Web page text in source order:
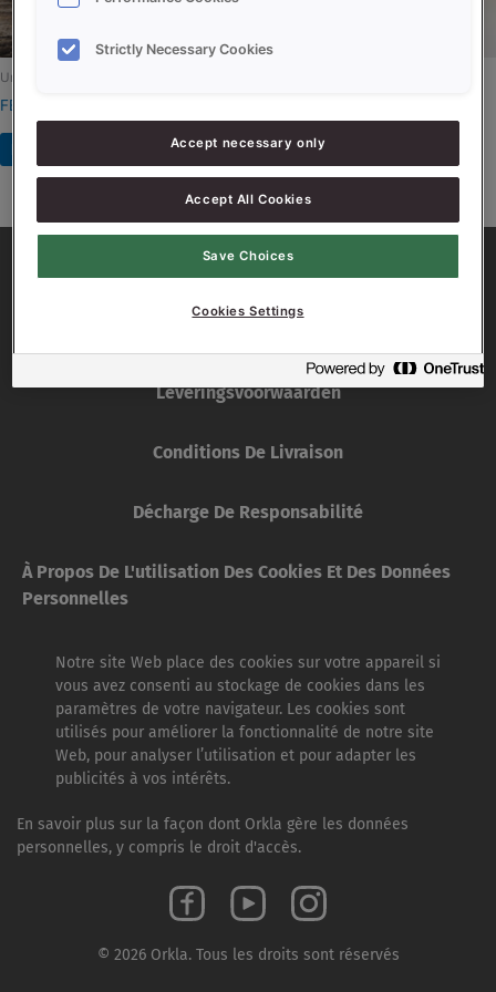
Uncategorized
FERMENSON CORSÉ
Read more
Leveringsvoorwaarden
Conditions De Livraison
Décharge De Responsabilité
À Propos De L'utilisation Des Cookies Et Des Données
Personnelles
Notre site Web place des cookies sur votre appareil si
vous avez consenti au stockage de cookies dans les
paramètres de votre navigateur. Les cookies sont
utilisés pour améliorer la fonctionnalité de notre site
Web, pour analyser l’utilisation et pour adapter les
publicités à vos intérêts.
En savoir plus sur la façon dont Orkla gère les données
personnelles, y compris le droit d'accès.
© 2026 Orkla. Tous les droits sont réservés
Strictly Necessary Cookies
Accept necessary only
Accept All Cookies
Save Choices
Cookies Settings